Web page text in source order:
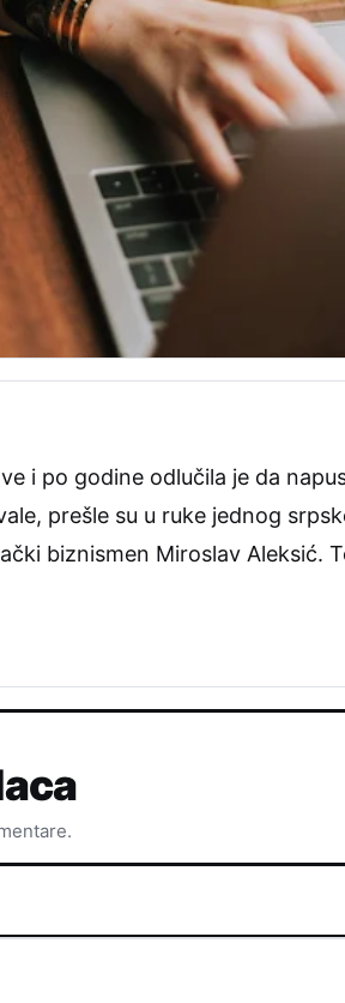
i po godine odlučila je da
prešle su u ruke jednog
biznismen Miroslav Aleksić.